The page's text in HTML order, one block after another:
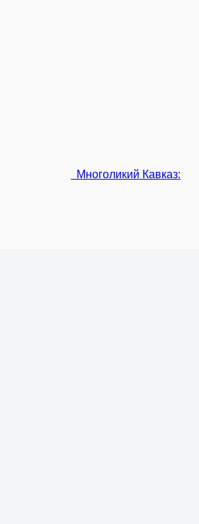
Многоликий Кавказ: